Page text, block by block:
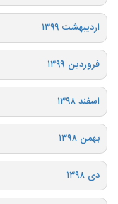
اردیبهشت ۱۳۹۹
فروردین ۱۳۹۹
اسفند ۱۳۹۸
بهمن ۱۳۹۸
دی ۱۳۹۸